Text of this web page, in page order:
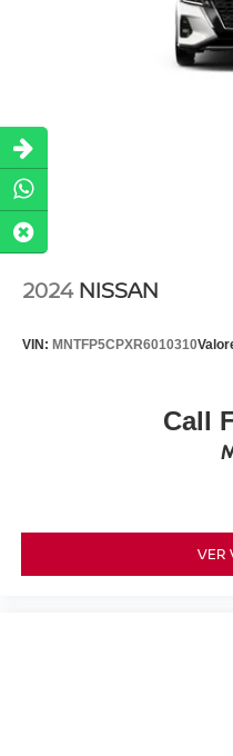
2024 NISSAN
VIN: MNTFP5CPXR6010310
Call
VER